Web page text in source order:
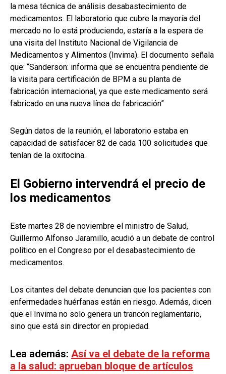
la mesa técnica de análisis desabastecimiento de
medicamentos. El laboratorio que cubre la mayoría del
mercado no lo está produciendo, estaría a la espera de
una visita del Instituto Nacional de Vigilancia de
Medicamentos y Alimentos (Invima). El documento señala
que: “Sanderson: informa que se encuentra pendiente de
la visita para certificación de BPM a su planta de
fabricación internacional, ya que este medicamento será
fabricado en una nueva línea de fabricación”
Según datos de la reunión, el laboratorio estaba en
capacidad de satisfacer 82 de cada 100 solicitudes que
tenían de la oxitocina.
El Gobierno intervendrá el precio de
los medicamentos
Este martes 28 de noviembre el ministro de Salud,
Guillermo Alfonso Jaramillo, acudió a un debate de control
político en el Congreso por el desabastecimiento de
medicamentos.
Los citantes del debate denuncian que los pacientes con
enfermedades huérfanas están en riesgo. Además, dicen
que el Invima no solo genera un trancón reglamentario,
sino que está sin director en propiedad.
Lea además: Así va el debate de la reforma
a la salud: aprueban bloque de artículos